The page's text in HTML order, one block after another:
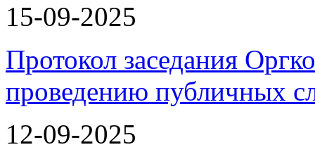
15-09-2025
Протокол заседания
проведению публичных
12-09-2025